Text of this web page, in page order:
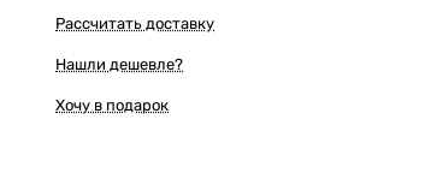
Рассчитать доставку
Нашли дешевле?
Хочу в подарок